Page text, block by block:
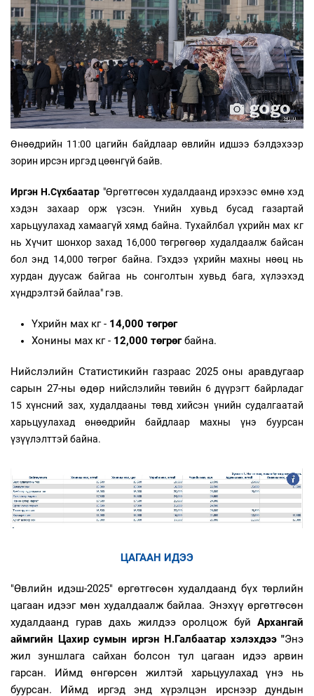
Өнөөдрийн 11:00 цагийн байдлаар өвлийн идшээ бэлдэхээр
зорин ирсэн иргэд цөөнгүй байв.
Иргэн Н.Сүхбаатар "Өргөтгөсөн худалдаанд ирэхээс өмнө хэд
хэдэн захаар орж үзсэн. Үнийн хувьд бусад газартай
харьцуулахад хамаагүй хямд байна. Тухайлбал үхрийн мах кг
нь Хүчит шонхор захад 16,000 төгрөгөөр худалдаалж байсан
бол энд 14,000 төгрөг байна. Гэхдээ үхрийн махны нөөц нь
хурдан дуусаж байгаа нь сонголтын хувьд бага, хүлээхэд
хүндрэлтэй байлаа" гэв.
Үхрийн мах кг - 14,000 төгрөг
Хонины мах кг - 12,000 төгрөгбайна.
Нийслэлийн Статистикийн газраас 2025 оны аравдугаар
сарын 27-ны өдөр нийслэлийн төвийн 6 дүүрэгт байрладаг
15 хүнсний зах, худалдааны төвд хийсэн үнийн судалгаатай
харьцуулахад өнөөдрийн байдлаар махны үнэ буурсан
үзүүлэлттэй байна.
ЦАГААН ИДЭЭ
"Өвлийн идэш-2025" өргөтгөсөн худалдаанд бүх төрлийн
цагаан идээг мөн худалдаалж байлаа. Энэхүү өргөтгөсөн
худалдаанд гурав дахь жилдээ оролцож буй Архангай
аймгийн Цахир сумын иргэн Н.Галбаатар хэлэхдээ "Энэ
жил зуншлага сайхан болсон тул цагаан идээ арвин
гарсан. Иймд өнгөрсөн жилтэй харьцуулахад үнэ нь
буурсан. Иймд иргэд энд хүрэлцэн ирснээр дундын